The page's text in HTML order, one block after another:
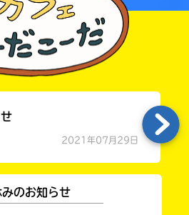
2021年07月29日
のお知らせ